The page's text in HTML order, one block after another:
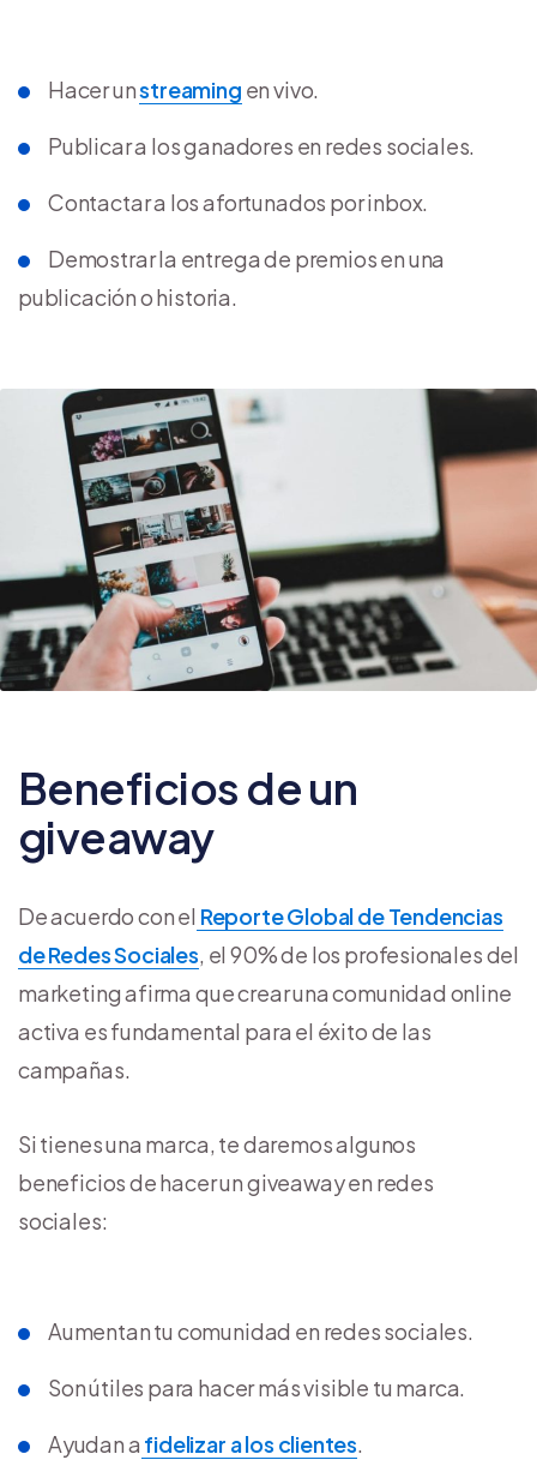
Hacer unstreaming en vivo.
Publicar a los ganadores en redes sociales.
Contactar a los afortunados por inbox.
Demostrar la entrega de premios en una
publicación o historia.
Beneficios de un
giveaway
De acuerdo con el Reporte Global de Tendencias
de Redes Sociales, el 90% de los profesionales del
marketing afirma que crear una comunidad online
activa es fundamental para el éxito de las
campañas.
Si tienes una marca, te daremos algunos
beneficios de hacer un giveaway en redes
sociales:
Aumentan tu comunidad en redes sociales.
Son útiles para hacer más visible tu marca.
Ayudan a fidelizar a los clientes.